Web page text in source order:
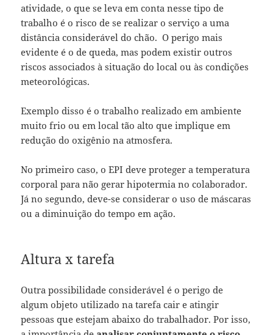
atividade, o que se leva em conta nesse tipo de
trabalho é o risco de se realizar o serviço a uma
distância considerável do chão. O perigo mais
evidente é o de queda, mas podem existir outros
riscos associados à situação do local ou às condições
meteorológicas.
Exemplo disso é o trabalho realizado em ambiente
muito frio ou em local tão alto que implique em
redução do oxigênio na atmosfera.
No primeiro caso, o EPI deve proteger a temperatura
corporal para não gerar hipotermia no colaborador.
Já no segundo, deve-se considerar o uso de máscaras
ou a diminuição do tempo em ação.
Altura x tarefa
Outra possibilidade considerável é o perigo de
algum objeto utilizado na tarefa cair e atingir
pessoas que estejam abaixo do trabalhador. Por isso,